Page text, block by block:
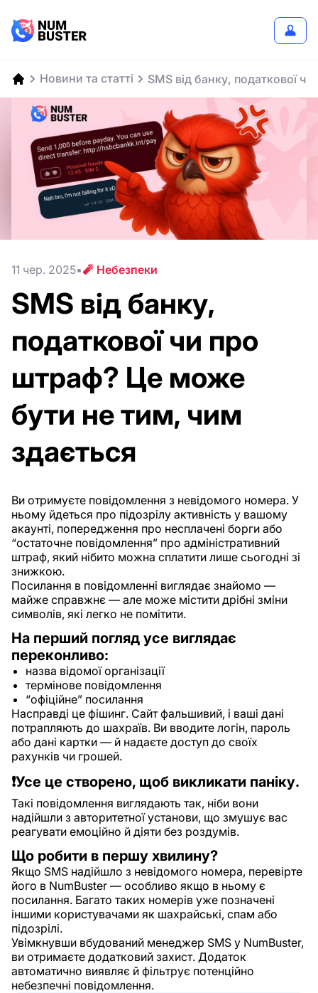
Новини та статті SMS від банку, податкової
11 чер. 2025 🧨 Небезпеки
SMS від банку,
податкової чи про
штраф? Це може
бути не тим, чим
здається
Ви отримуєте повідомлення з невідомого номера. У
ньому йдеться про підозрілу активність у вашому
акаунті, попередження про несплачені борги або
“остаточне повідомлення” про адміністративний
штраф, який нібито можна сплатити лише сьогодні зі
знижкою.
Посилання в повідомленні виглядає знайомо —
майже справжнє — але може містити дрібні зміни
символів, які легко не помітити.
На перший погляд усе виглядає
переконливо:
назва відомої організації
термінове повідомлення
“офіційне” посилання
Насправді це фішинг. Сайт фальшивий, і ваші дані
потрапляють до шахраїв. Ви вводите логін, пароль
або дані картки — й надаєте доступ до своїх
рахунків чи грошей.
❗️Усе це створено, щоб викликати паніку.
Такі повідомлення виглядають так, ніби вони
надійшли з авторитетної установи, що змушує вас
реагувати емоційно й діяти без роздумів.
Що робити в першу хвилину?
Якщо SMS надійшло з невідомого номера, перевірте
його в NumBuster — особливо якщо в ньому є
посилання. Багато таких номерів уже позначені
іншими користувачами як шахрайські, спам або
підозрілі.
Увімкнувши вбудований менеджер SMS у NumBuster,
ви отримаєте додатковий захист. Додаток
автоматично виявляє й фільтрує потенційно
небезпечні повідомлення.